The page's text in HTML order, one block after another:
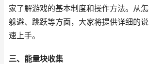
家了解游戏的基本制度和操作方法。从怎
躲避、跳跃等方面，大家将提供详细的
速上手。
三、能量块收集